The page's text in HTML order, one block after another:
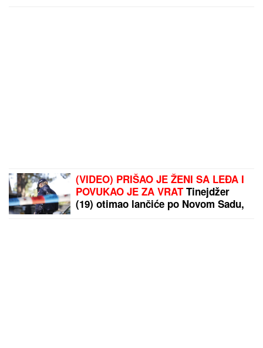
(VIDEO) PRIŠAO JE ŽENI SA LEĐA I
POVUKAO JE ZA VRATTinejdžer
(19) otimao lančiće po Novom Sadu,